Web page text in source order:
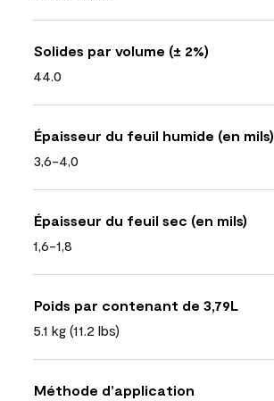
Solides par volume (± 2%)
44.0
Épaisseur du feuil humide (en mils)
3,6-4,0
Épaisseur du feuil sec (en mils)
1,6-1,8
Poids par contenant de 3,79L
5.1 kg (11.2 lbs)
Méthode d’application